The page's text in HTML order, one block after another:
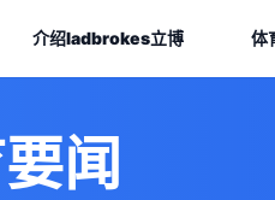
介绍ladbrokes立博 体
闻